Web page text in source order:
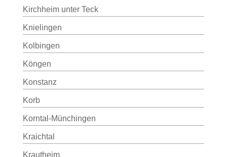
Kirchheim unter Teck
Knielingen
Kolbingen
Köngen
Konstanz
Korb
Korntal-Münchingen
Kraichtal
Krautheim